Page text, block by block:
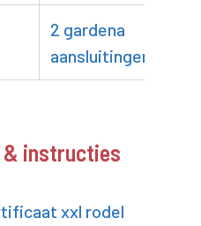
2 gardena
aansluitingen
instructies
xxl rodel